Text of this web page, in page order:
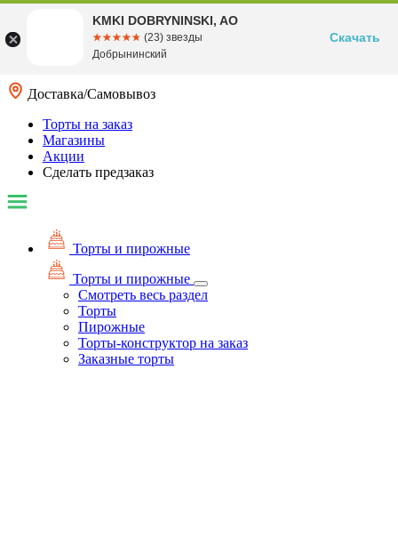
Доставка/Самовывоз
Торты на заказ
Магазины
Акции
Сделать предзаказ
Торты и пирожные
Торты и пирожные
Смотреть весь раздел
Торты
Пирожные
Торты-конструктор на заказ
Заказные торты
KMKI DOBRYNINSKI, AO
☆☆☆☆☆
★★★★★ (23) звезды
Добрынинский
Скачать